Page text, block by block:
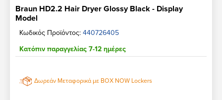
Braun HD2.2 Hair Dryer Glossy Black - Display
Model
Κωδικός Προϊόντος: 440726405
Κατόπιν παραγγελίας 7-12 ημέρες
Δωρεάν Μεταφορικά με BOX NOW Lockers